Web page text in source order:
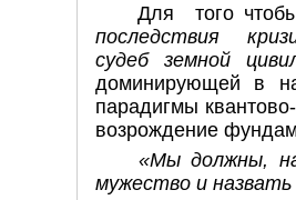
Для того
последствия
судеб земной
доминирующей в
парадигмы
возрождение
«Мы должны,
мужество и назвать